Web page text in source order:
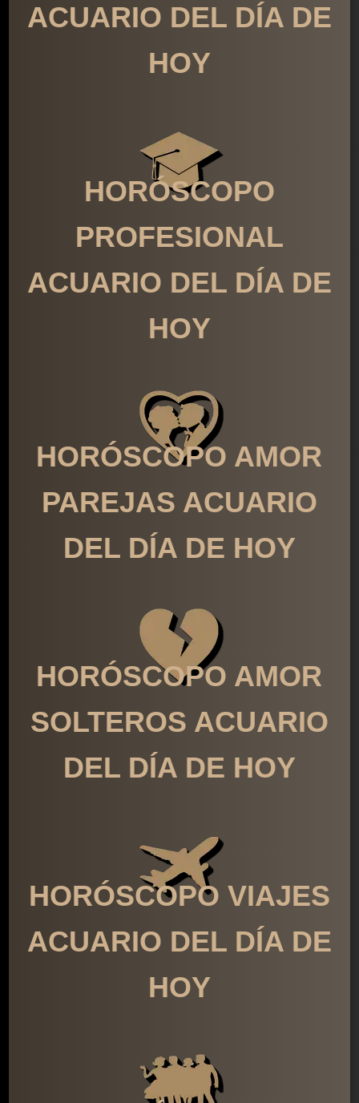
ACUARIO DEL DÍA DE
HOY
HORÓSCOPO
PROFESIONAL
ACUARIO DEL DÍA DE
HOY
HORÓSCOPO AMOR
PAREJAS ACUARIO
DEL DÍA DE HOY
HORÓSCOPO AMOR
SOLTEROS ACUARIO
DEL DÍA DE HOY
HORÓSCOPO VIAJES
ACUARIO DEL DÍA DE
HOY